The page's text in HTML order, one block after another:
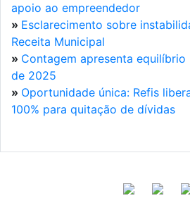
apoio ao empreendedor
» Esclarecimento sobre
Receita Municipal
» Contagem apresenta
de 2025
» Oportunidade única: Refis
100% para quitação de dívidas